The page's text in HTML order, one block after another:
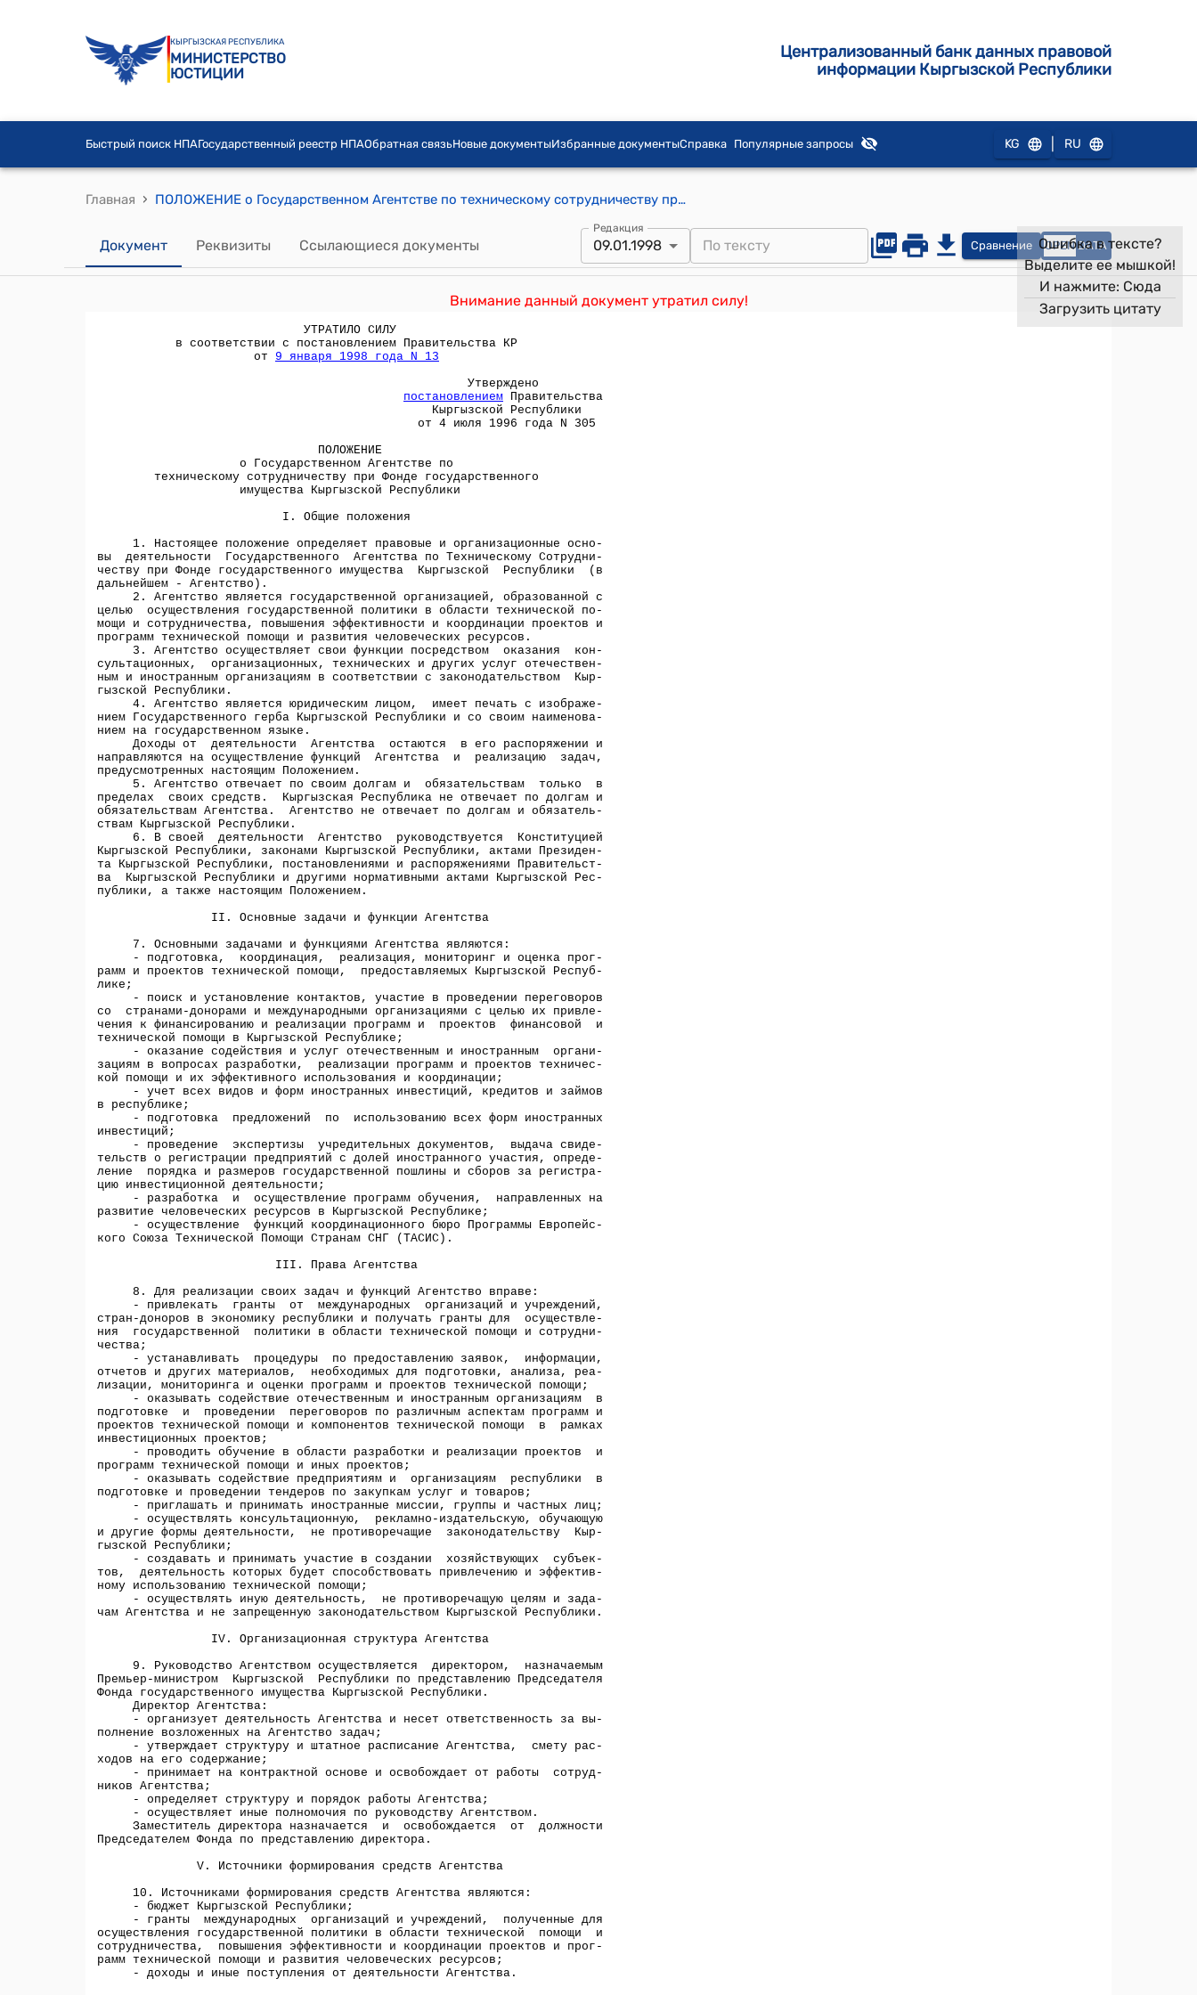
КЫРГЫЗСКАЯ РЕСПУБЛИКА
МИНИСТЕРСТВО
ЮСТИЦИИ
Централизованный банк данных правовой
информации Кыргызской Республики
Быстрый поиск НПАГосударственный реестр НПАОбратная связьНовые документыИзбранные документыСправка Популярные запросы KG RU
Главная › ПОЛОЖЕНИЕ о Государственном Агентстве по техническому сотрудничеству при Фонде государственного имущества Кыргызской Республики ( Утверждено постановлением Правительства Кыргызской Республики от 4 июля 1996 года N 305)
Документ Реквизиты Ссылающиеся документы
Редакция
09.01.1998 Сравнение OPEN DATA
Внимание данный документ утратил силу!
Ошибка в тексте?
Выделите ее мышкой!
И нажмите: Сюда
Загрузить цитату